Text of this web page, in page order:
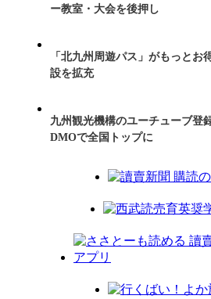
ー教室・大会を後押し
「北九州周遊パス」がもっとお
設を拡充
九州観光機構のユーチューブ登
DMOで全国トップに